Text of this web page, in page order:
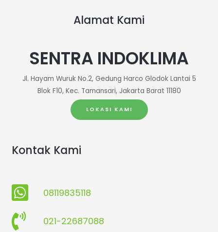
Alamat Kami
SENTRA INDOKLIMA
Jl. Hayam Wuruk No.2, Gedung Harco Glodok Lantai 5
Blok F10, Kec. Tamansari, Jakarta Barat 11180
LOKASI KAMI
Kontak Kami
08119835118
021-22687088